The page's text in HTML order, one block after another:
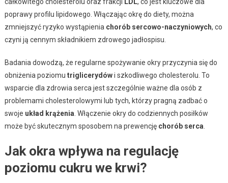
poprawy profilu lipidowego. Włączając okrę do diety, można
zmniejszyć ryzyko wystąpienia chorób sercowo-naczyniowych, co
czyni ją cennym składnikiem zdrowego jadłospisu.
Badania dowodzą, że regularne spożywanie okry przyczynia się do
obniżenia poziomu triglicerydówi szkodliwego cholesterolu. To
wsparcie dla zdrowia serca jest szczególnie ważne dla osób z
problemami cholesterolowymi lub tych, którzy pragną zadbać o
swoje układ krążenia . Włączenie okry do codziennych posiłków
może być skutecznym sposobem na prewencję chorób serca
Jak okra wpływa na regulację
poziomu cukru we krwi?